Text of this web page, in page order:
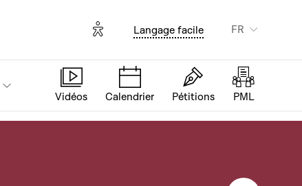
Options d'accessibilité
Langage facile FR
Vidéos Calendrier Pétitions PML